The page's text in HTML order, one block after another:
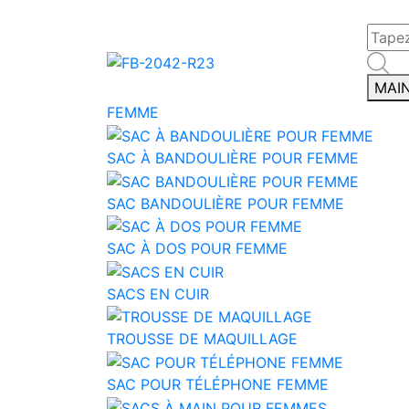
FEMME
SAC À BANDOULIÈRE POUR FEMME
SAC BANDOULIÈRE POUR FEMME
SAC À DOS POUR FEMME
SACS EN CUIR
TROUSSE DE MAQUILLAGE
SAC POUR TÉLÉPHONE FEMME